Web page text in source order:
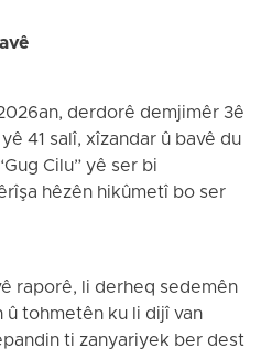
derdorê demjimêr 3ê
41 salî, xîzandar û bavê du
Cilu” yê ser bi
hêzên hikûmetî bo ser
raporê, li derheq sedemên
tohmetên ku li dijî van
ti zanyariyek ber dest